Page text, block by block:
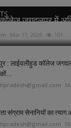
जगदलपुर में
Mar 17, 2026 101
: लाईवलीहुड कॉलेज
संग्राम सेनानियों का